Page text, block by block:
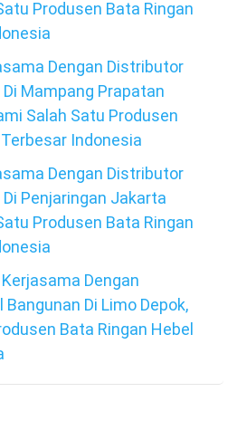
Produsen Bata Ringan
Dengan Distributor
Mampang Prapatan
Salah Satu Produsen
Indonesia
Dengan Distributor
Penjaringan Jakarta
Produsen Bata Ringan
Dengan
Di Limo Depok,
Bata Ringan Hebel